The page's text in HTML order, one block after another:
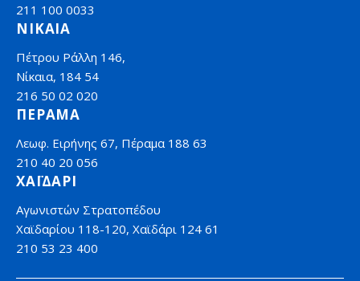
211 100 0033
ΝΙΚΑΙΑ
Πέτρου Ράλλη 146,
Νίκαια, 184 54
216 50 02 020
ΠΕΡΑΜΑ
Λεωφ. Ειρήνης 67, Πέραμα 188 63
210 40 20 056
ΧΑΪΔΑΡΙ
Αγωνιστών Στρατοπέδου
Χαϊδαρίου 118-120, Χαϊδάρι 124 61
210 53 23 400